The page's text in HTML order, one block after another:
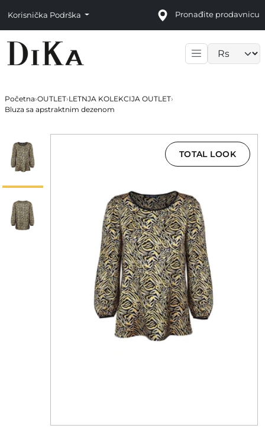
Korisnička Podrška Pronađite prodavnicu
Početna›OUTLET›LETNJA KOLEKCIJA OUTLET›
Bluza sa apstraktnim dezenom
TOTAL LOOK